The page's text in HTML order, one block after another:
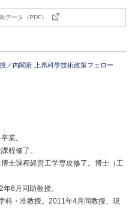
データ（PDF）
／内閣府 上席科学技術政策フェロー
業。
程修了。
士課程経営工学専攻修了。博士（工
6月同助教授。
科・准教授。2011年4月同教授、現